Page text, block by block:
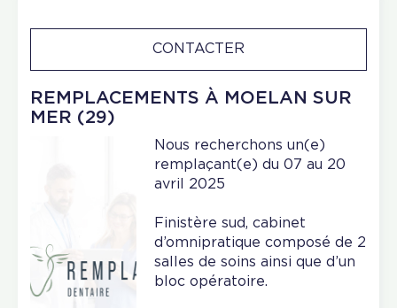
REMPLACEMENTS À MOELAN SUR
MER (29)
CONTACTER
Nous recherchons un(e)
remplaçant(e) du 07 au 20
avril 2025
Finistère sud, cabinet
d’omnipratique composé de 2
salles de soins ainsi que d’un
bloc opératoire.